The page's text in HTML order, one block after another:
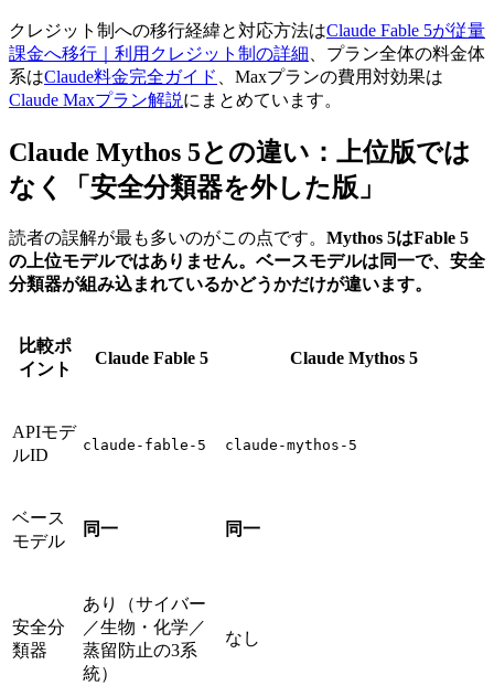
クレジット制への移行経緯と対応方法はClaude Fable 5が従量
課金へ移行｜利用クレジット制の詳細 、プラン全体の料金体
系はClaude料金完全ガイド
、Maxプランの費用対効果は
Claude Maxプラン解説にまとめています。
Claude Mythos 5との違い：上位版では
なく「安全分類器を外した版」
読者の誤解が最も多いのがこの点です。 Mythos 5はFable 5
の上位モデルではありません。ベースモデルは同一で、安全
分類器が組み込まれているかどうかだけが違います。
比較ポ
イント
Claude Fable 5 Claude Mythos 5
APIモデ
ルID
claude-fable-5 claude-mythos-5
ベース
モデル
同一 同一
安全分
類器
あり（サイバー
／生物・化学／
蒸留防止の3系
統）
なし